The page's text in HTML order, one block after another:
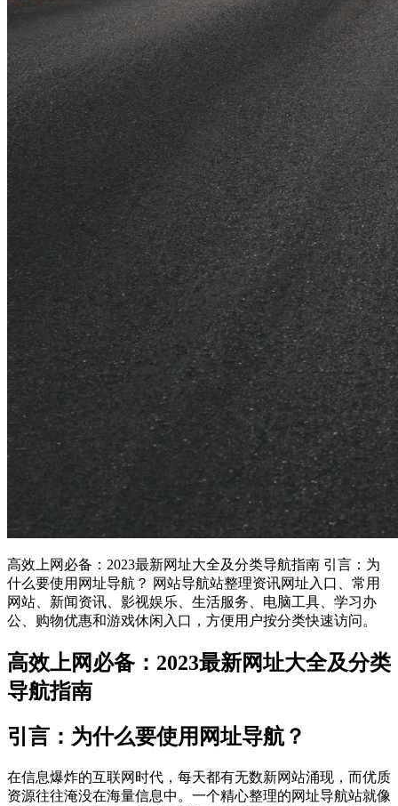
高效上网必备：2023最新网址大全及分类导航指南 引言：为
什么要使用网址导航？ 网站导航站整理资讯网址入口、常用
网站、新闻资讯、影视娱乐、生活服务、电脑工具、学习办
公、购物优惠和游戏休闲入口，方便用户按分类快速访问。
高效上网必备：2023最新网址大全及分类
导航指南
引言：为什么要使用网址导航？
在信息爆炸的互联网时代，每天都有无数新网站涌现，而优质
资源往往淹没在海量信息中。一个精心整理的网址导航站就像